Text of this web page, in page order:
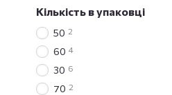
Кількість в упаковці
50 2
60 4
30 6
70 2